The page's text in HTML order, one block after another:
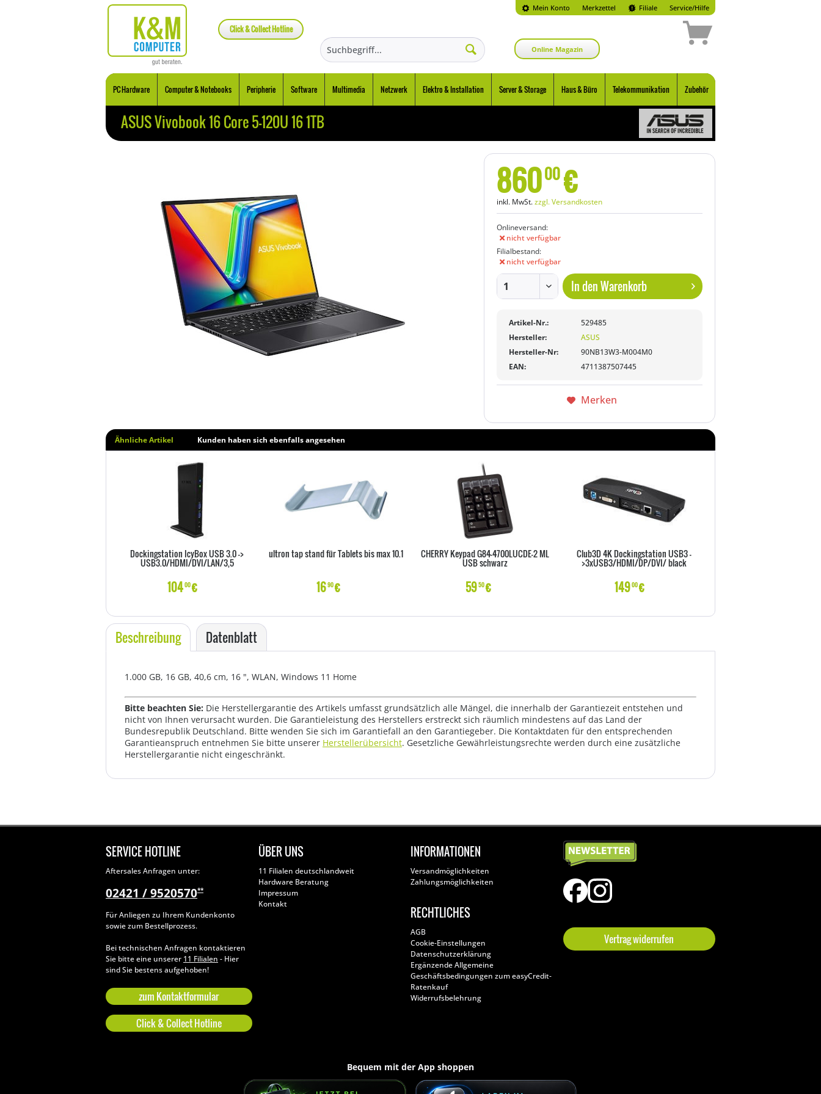
Mein Konto Merkzettel
Click & Collect Hotline
Filiale Service/Hilfe
Online Magazin
PC Hardware Computer & Notebooks Peripherie Software Multimedia Netzwerk Elektro & Installation Server & Storage Haus & Büro Telekommunikation Zubehör
ASUS Vivobook 16 Core 5-120U 16 1TB
86000€
inkl. MwSt.zzgl. Versandkosten
Onlineversand:
nicht verfügbar
Filialbestand:
nicht verfügbar
In denWarenkorb
Artikel-Nr.:
529485
Hersteller:
ASUS
Hersteller-Nr:
90NB13W3-M004M0
EAN:
4711387507445
Merken
Ähnliche Artikel Kunden haben sich ebenfalls angesehen
Dockingstation IcyBox USB 3.0 ->
USB3.0/HDMI/DVI/LAN/3,5
10400€
ultron tap stand für Tablets bis max 10.1
1690€
CHERRY Keypad G84-4700LUCDE-2 ML
USB schwarz
5950€
Club3D 4K Dockingstation USB3 -
>3xUSB3/HDMI/DP/DVI/ black
14900€
Beschreibung Datenblatt
1.000 GB, 16 GB, 40,6 cm, 16 ", WLAN, Windows 11 Home
Bitte beachten Sie: Die Herstellergarantie des Artikels umfasst grundsätzlich alle Mängel, die innerhalb der Garantiezeit entstehen und
nicht von Ihnen verursacht wurden. Die Garantieleistung des Herstellers erstreckt sich räumlich mindestens auf das Land der
Bundesrepublik Deutschland. Bitte wenden Sie sich im Garantiefall an den Garantiegeber. Die Kontaktdaten für den entsprechenden
Garantieanspruch entnehmen Sie bitte unserer Herstellerübersicht. Gesetzliche Gewährleistungsrechte werden durch eine zusätzliche
Herstellergarantie nicht eingeschränkt.
SERVICE HOTLINE
Aftersales Anfragen unter:
02421 / 9520570**
Für Anliegen zu Ihrem Kundenkonto
sowie zum Bestellprozess.
Bei technischen Anfragen kontaktieren
Sie bitte eine unserer 11 Filialen - Hier
sind Sie bestens aufgehoben!
zum Kontaktformular
Click & Collect Hotline
ÜBER UNS
11 Filialen deutschlandweit
Hardware Beratung
Impressum
Kontakt
INFORMATIONEN
Versandmöglichkeiten
Zahlungsmöglichkeiten
RECHTLICHES
AGB
Cookie-Einstellungen
Datenschutzerklärung
Ergänzende Allgemeine
Geschäftsbedingungen zum easyCredit-
Ratenkauf
Widerrufsbelehrung
Vertrag widerrufen
Bequem mit der App shoppen